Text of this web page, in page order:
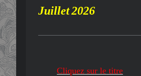
Juillet2026
Cliquez sur le titre